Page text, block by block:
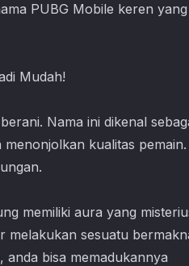
PUBG Mobile keren yang
Mudah!
Nama ini dikenal
kualitas pemain.
memiliki aura yang
melakukan sesuatu
bisa memadukannya